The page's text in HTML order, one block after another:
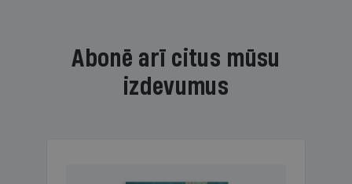
Abonē arī citus mūsu
izdevumus